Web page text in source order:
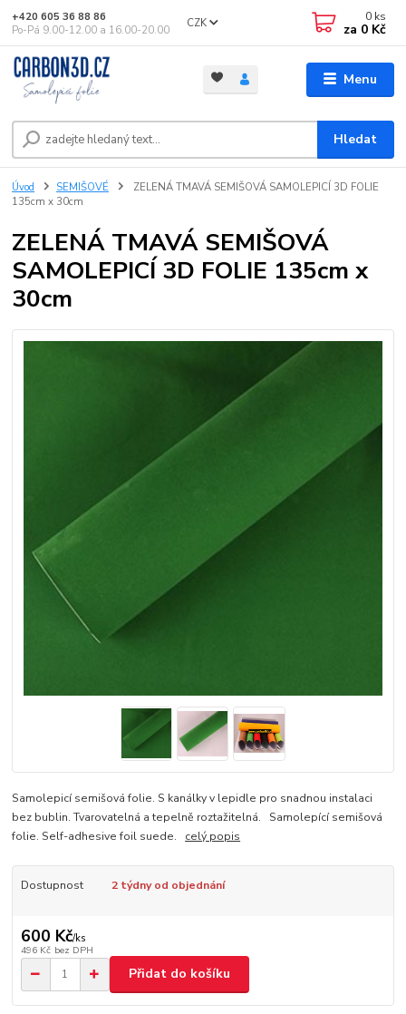
Menu
CZK
Hledat
+420 605 36 88 86
Po-Pá 9.00-12.00 a 16.00-20.00
0 ks
za 0 Kč
Úvod SEMIŠOVÉ
ZELENÁ TMAVÁ SEMIŠOVÁ SAMOLEPICÍ 3D FOLIE
135cm x 30cm
ZELENÁ TMAVÁ SEMIŠOVÁ
SAMOLEPICÍ 3D FOLIE 135cm x
30cm
Samolepicí semišová folie. S kanálky v lepidle pro snadnou instalaci
bez bublin. Tvarovatelná a tepelně roztažitelná. Samolepící semišová
folie. Self-adhesive foil suede. celý popis
Dostupnost 2 týdny od objednání
600 Kč/ks
496 Kč bez DPH
Přidat do košíku